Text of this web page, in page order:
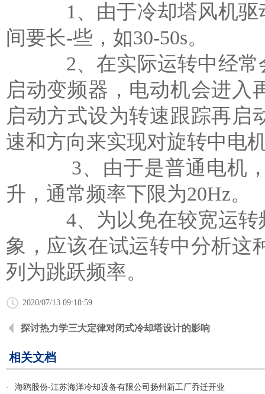
1、由于冷却塔风机驱动
间要长-些，如30-50s。
2、在实际运转中经常会
启动变频器，电动机会进入
启动方式设为转速跟踪再启
速和方向来实现对旋转中电
3、由于是普通电机，因
升，通常频率下限为20Hz。
4、为以免在较宽运转频
象，应该在试运转中分析这
列为跳跃频率。
2020/07/13 09:18:59
探讨热力学三大定律对闭式冷却塔设计的影响
相关文档
· 海鸥股份-江苏海洋冷却设备有限公司扬州新工厂乔迁开业